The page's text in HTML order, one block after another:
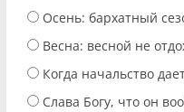
Осень: бархатный
Весна: весной не
Когда начальство
Слава Богу, что он